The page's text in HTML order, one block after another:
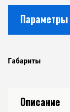
Параметры
Габариты
Описание